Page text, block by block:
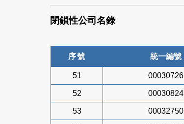
閉鎖性公司名錄
序號 統一編號
51 00030726
52 00030824
53 00032750